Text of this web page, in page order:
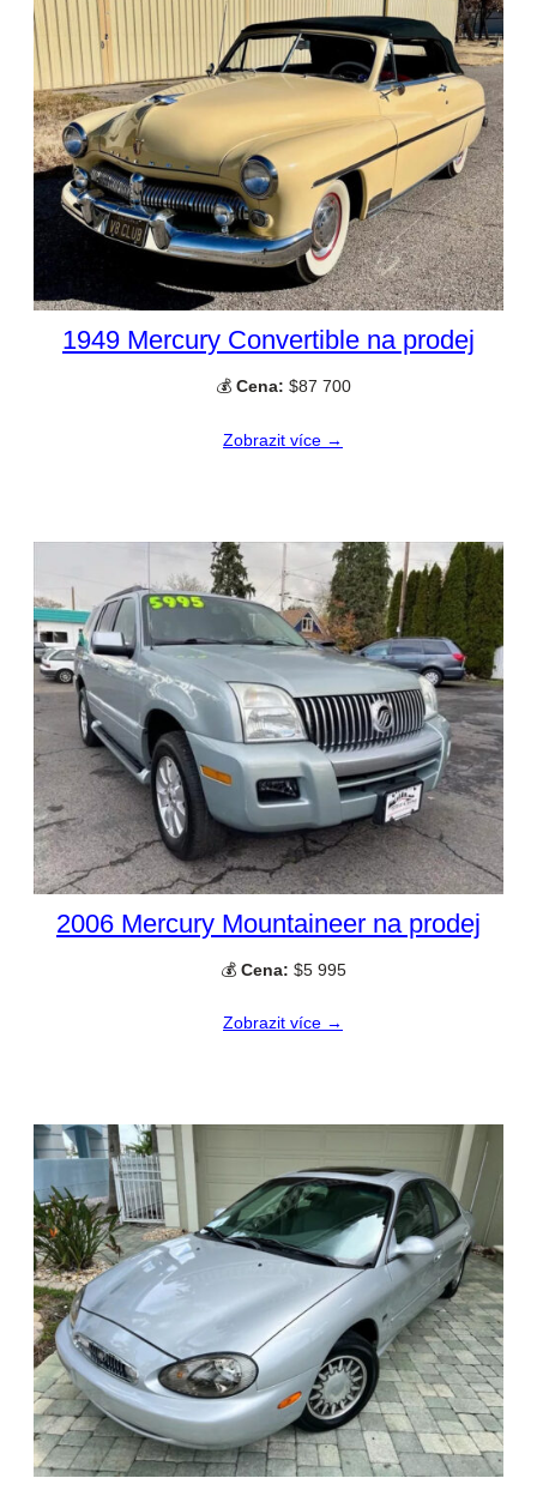
1949 Mercury Convertible na prodej
💰 Cena: $87 700
Zobrazit více →
2006 Mercury Mountaineer na prodej
💰 Cena: $5 995
Zobrazit více →